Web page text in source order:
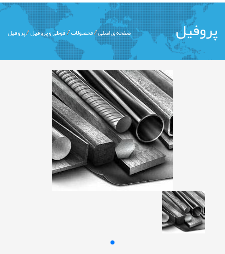
منوی
کاربری
پروفیل صفحه ی اصلی محصولات قوطی و پروفيل پروفیل